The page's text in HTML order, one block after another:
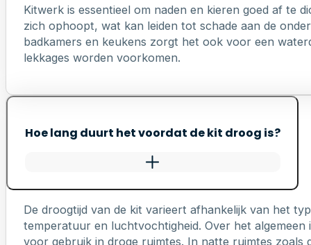
Kitwerk is essentieel om naden en kieren goed af te
zich ophoopt, wat kan leiden tot schade aan de
badkamers en keukens zorgt het ook voor een
lekkages worden voorkomen.
Hoe lang duurt het voordat de kit droog is?
De droogtijd van de kit varieert afhankelijk van het
temperatuur en luchtvochtigheid. Over het
voor gebruik in droge ruimtes. In natte ruimtes zoals